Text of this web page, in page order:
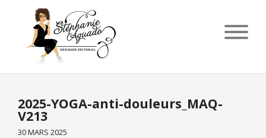
2025-YOGA-anti-douleurs_MAQ-
V213
30 MARS 2025